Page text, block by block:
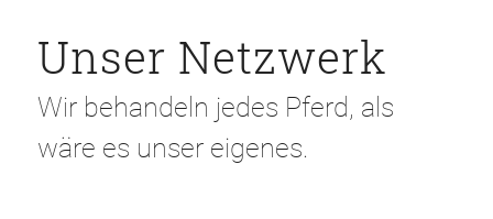
Unser Netzwerk
Wir behandeln jedes Pferd, als
wäre es unser eigenes.